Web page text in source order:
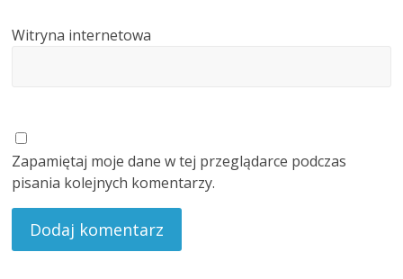
Witryna internetowa
Zapamiętaj moje dane w tej przeglądarce podczas
pisania kolejnych komentarzy.